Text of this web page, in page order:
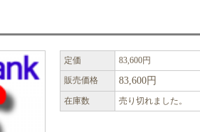
定価
83,600円
販売価格
83,600円
在庫数 売り切れました。